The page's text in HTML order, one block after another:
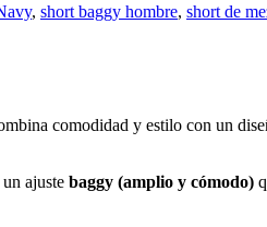
, short baggy hombre, short de
comodidad y estilo con un
ajuste baggy (amplio y cómodo)